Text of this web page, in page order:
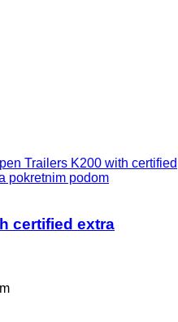
Trailers K200 with certified
pokretnim podom
certified extra